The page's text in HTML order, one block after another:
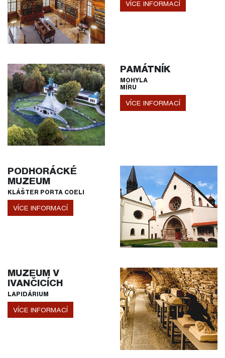
VÍCE INFORMACÍ
PAMÁTNÍK
MOHYLA
MÍRU
VÍCE INFORMACÍ
PODHORÁCKÉ
MUZEUM
KLÁŠTER PORTA COELI
VÍCE INFORMACÍ
MUZEUM V
IVANČICÍCH
LAPIDÁRIUM
VÍCE INFORMACÍ